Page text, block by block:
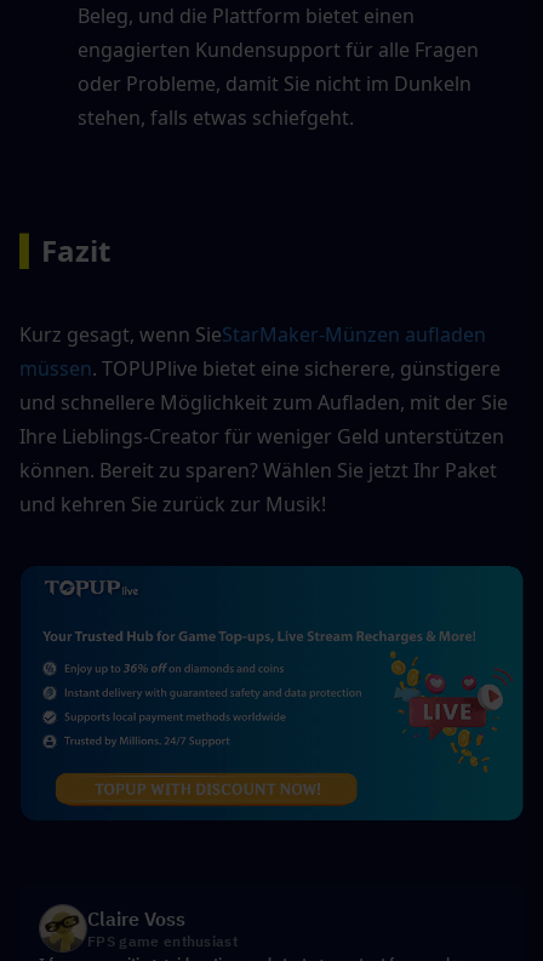
Beleg, und die Plattform bietet einen
engagierten Kundensupport für alle Fragen
oder Probleme, damit Sie nicht im Dunkeln
stehen, falls etwas schiefgeht.
Fazit
Kurz gesagt, wenn SieStarMaker-Münzen aufladen
müssen. TOPUPlive bietet eine sicherere, günstigere
und schnellere Möglichkeit zum Aufladen, mit der Sie
Ihre Lieblings-Creator für weniger Geld unterstützen
können. Bereit zu sparen? Wählen Sie jetzt Ihr Paket
und kehren Sie zurück zur Musik!
Claire Voss
FPS game enthusiast